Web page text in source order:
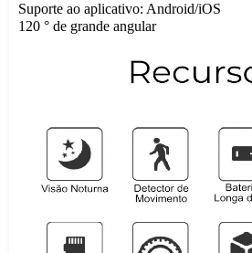
Suporte ao aplicativo: Android/iOS
120 ° de grande angular